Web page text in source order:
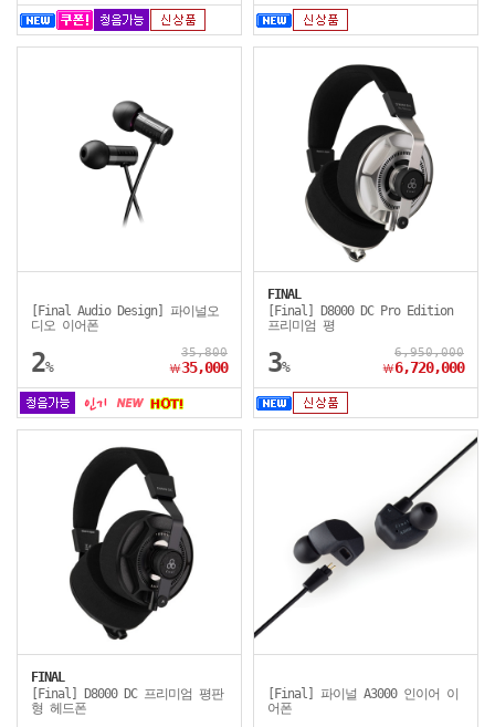
[Final Audio Design] 파이널오
디오 이어폰
2%
35,800
￦35,000
FINAL
[Final] D8000 DC Pro Edition
프리미엄 평
3%
6,950,000
￦6,720,000
FINAL
[Final] D8000 DC 프리미엄 평판
형 헤드폰
[Final] 파이널 A3000 인이어 이
어폰